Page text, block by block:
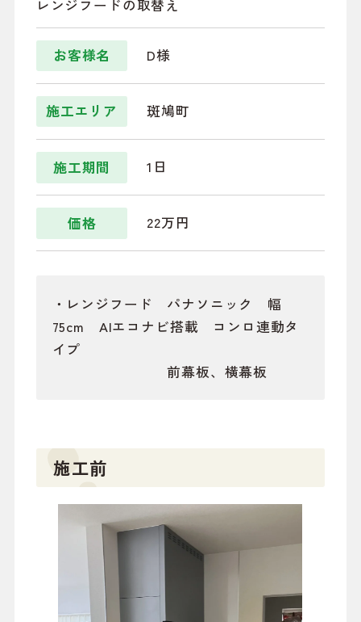
レンジフードの取替え
お客様名 D様
施工エリア 斑鳩町
施工期間 1日
価格 22万円
・レンジフード パナソニック 幅
75cm AIエコナビ搭載 コンロ連動タ
イプ
前幕板、横幕板
施工前